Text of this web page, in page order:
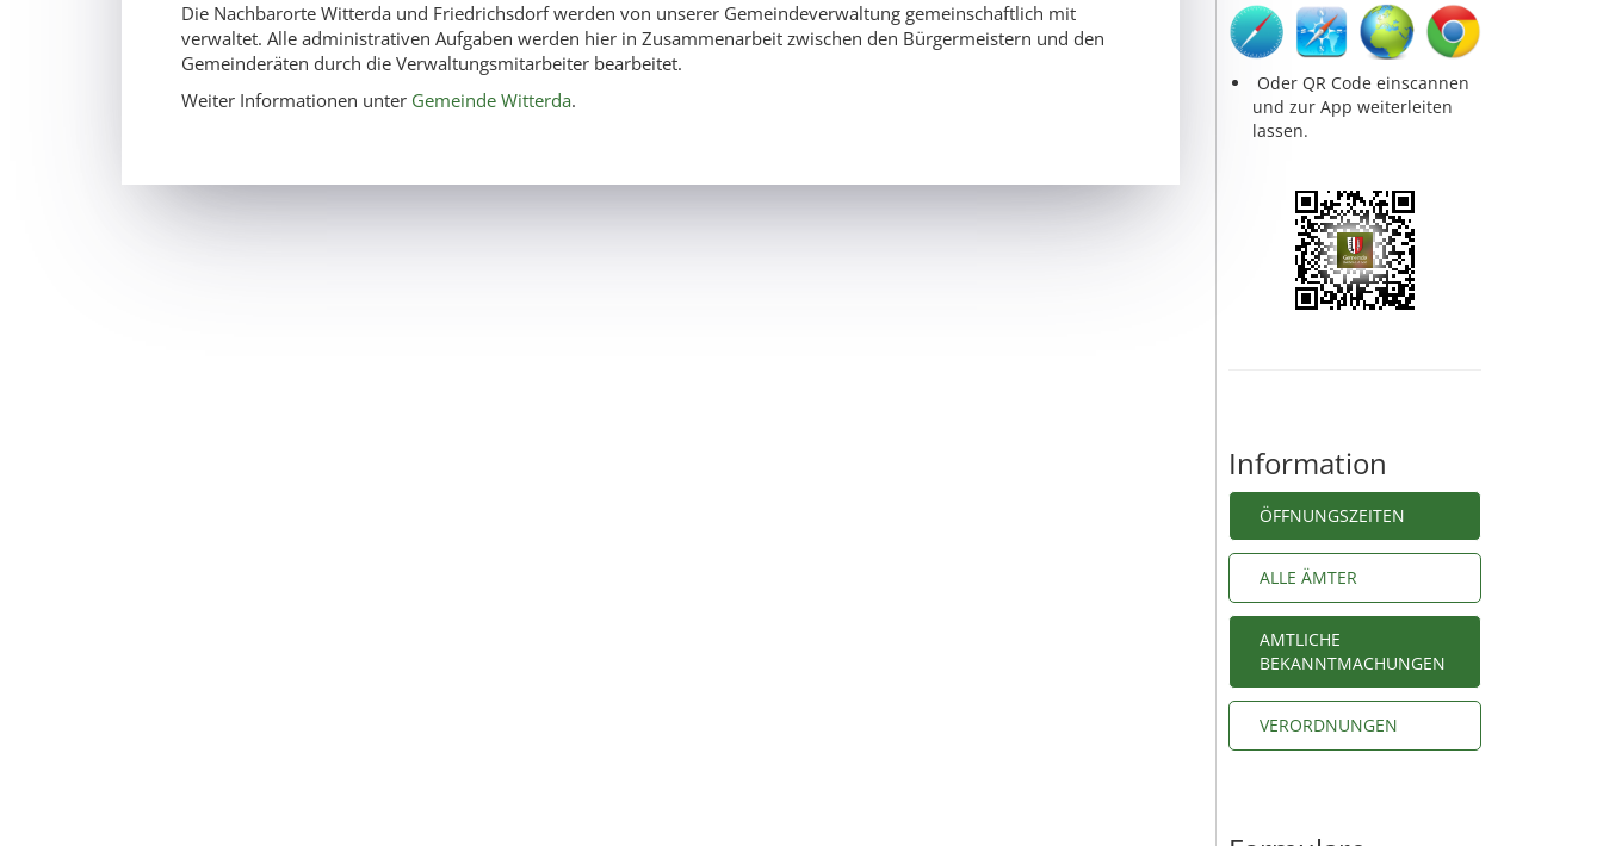
Die Nachbarorte Witterda und Friedrichsdorf werden von unserer Gemeindeverwaltung gemeinschaftlich mit
verwaltet. Alle administrativen Aufgaben werden hier in Zusammenarbeit zwischen den Bürgermeistern und den
Gemeinderäten durch die Verwaltungsmitarbeiter bearbeitet.
Weiter Informationen unter Gemeinde Witterda.
Oder QR Code einscannen
und zur App weiterleiten
lassen.
Information
ÖFFNUNGSZEITEN
ALLE ÄMTER
AMTLICHE
BEKANNTMACHUNGEN
VERORDNUNGEN